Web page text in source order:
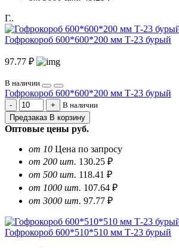
Г..
Гофрокороб 600*600*200 мм Т-23 бурый
97.77 ₽
В наличии
Гофрокороб 600*600*200 мм Т-23 бурый
В наличии
Предзаказ В корзину
Оптовые цены руб.
от 10 Цена по запросу
от 200 шт. 130.25 ₽
от 500 шт. 118.41 ₽
от 1000 шт. 107.64 ₽
от 3000 шт. 97.77 ₽
Гофрокороб 600*510*510 мм Т-23 бурый